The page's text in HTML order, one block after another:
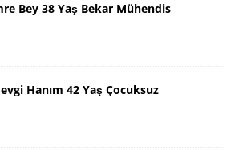
Bey 38 Yaş Bekar Mühendis
Hanım 42 Yaş Çocuksuz